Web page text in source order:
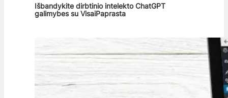
Išbandykite dirbtinio intelekto ChatGPT
galimybes su VisaiPaprasta